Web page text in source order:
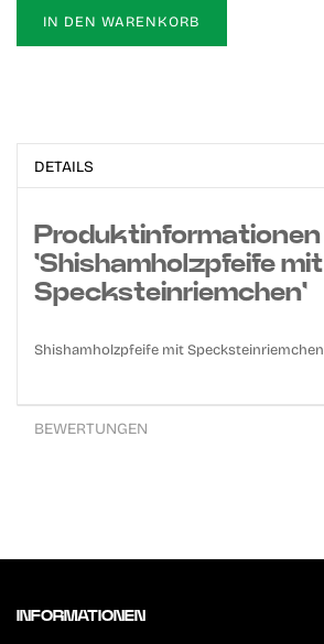
IN DEN WARENKORB
DETAILS
Produktinformationen
'Shishamholzpfeife mit
Specksteinriemchen'
Shishamholzpfeife mit Specksteinriemchen
BEWERTUNGEN
INFORMATIONEN